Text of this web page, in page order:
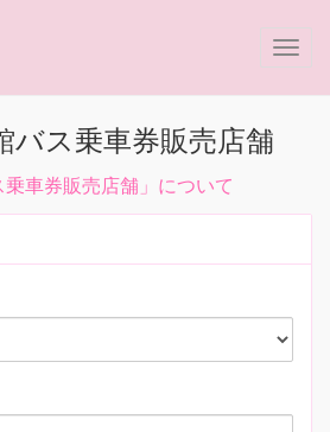
バス乗車券販売店舗
乗車券販売店舗」について